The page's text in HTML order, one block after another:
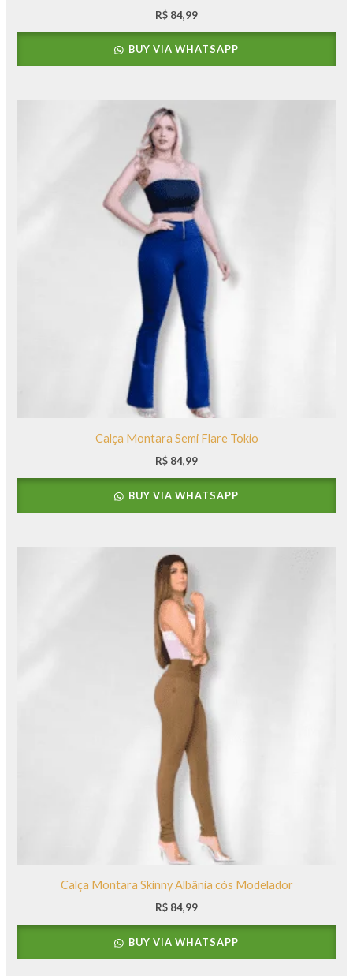
R$ 84,99
BUY VIA WHATSAPP
Calça Montara Semi Flare Tokio
R$ 84,99
BUY VIA WHATSAPP
Calça Montara Skinny Albânia cós Modelador
R$ 84,99
BUY VIA WHATSAPP